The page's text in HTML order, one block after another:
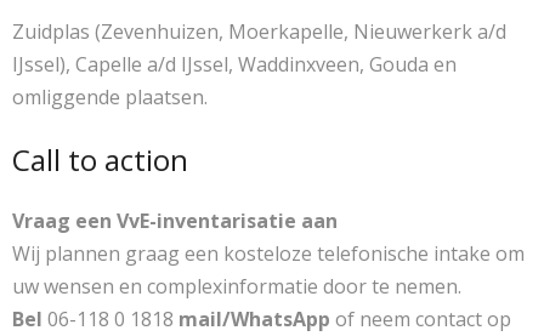
Zuidplas (Zevenhuizen, Moerkapelle, Nieuwerkerk a/d
IJssel), Capelle a/d IJssel, Waddinxveen, Gouda en
omliggende plaatsen.
Call to action
Vraag een VvE-inventarisatie aan
Wij plannen graag een kosteloze telefonische intake om
uw wensen en complexinformatie door te nemen.
Bel 06-118 0 1818 mail/WhatsApp of neem contact op